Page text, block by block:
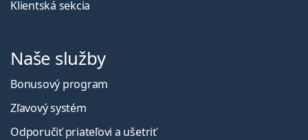
Klientská sekcia
Naše služby
Bonusový program
Zľavový systém
Odporučiť priateľovi a ušetriť